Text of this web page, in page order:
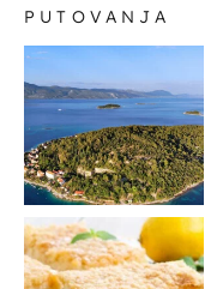
PUTOVANJA